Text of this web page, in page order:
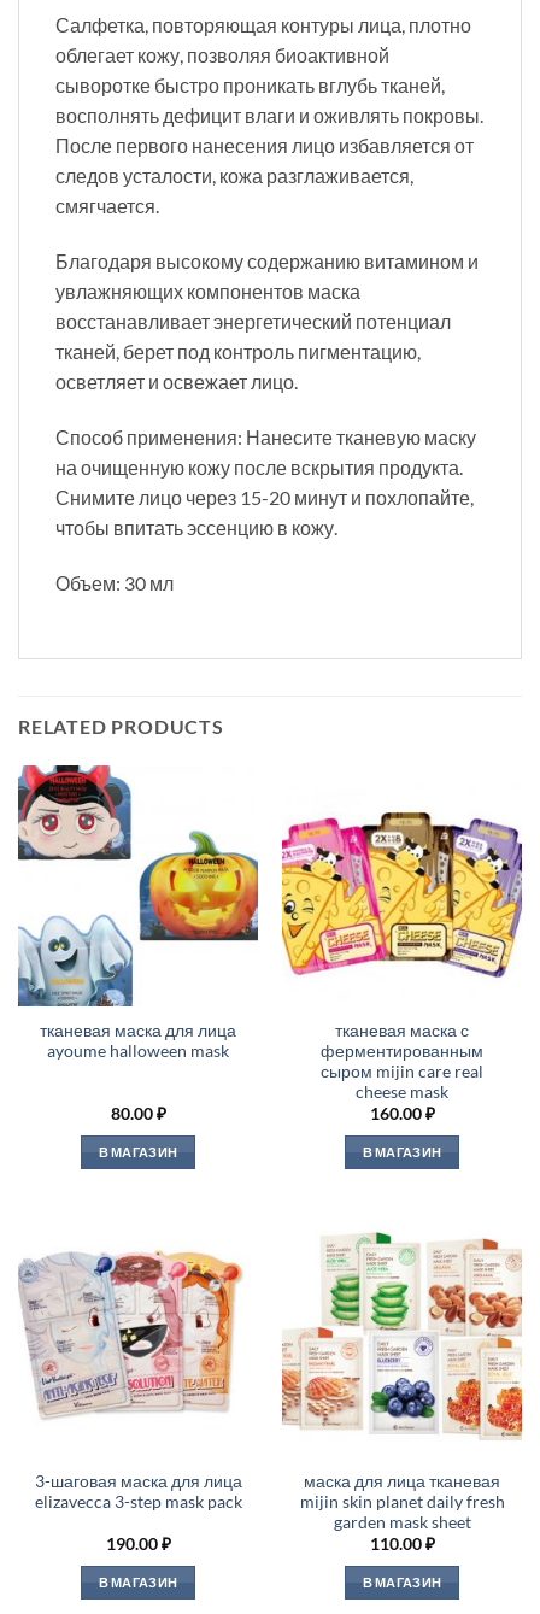
Салфетка, повторяющая контуры лица, плотно
облегает кожу, позволяя биоактивной
сыворотке быстро проникать вглубь тканей,
восполнять дефицит влаги и оживлять покровы.
После первого нанесения лицо избавляется от
следов усталости, кожа разглаживается,
смягчается.
Благодаря высокому содержанию витамином и
увлажняющих компонентов маска
восстанавливает энергетический потенциал
тканей, берет под контроль пигментацию,
осветляет и освежает лицо.
Способ применения: Нанесите тканевую маску
на очищенную кожу после вскрытия продукта.
Снимите лицо через 15-20 минут и похлопайте,
чтобы впитать эссенцию в кожу.
Объем: 30 мл
RELATED PRODUCTS
тканевая маска для лица
ayoume halloween mask
80.00₽
В МАГАЗИН
тканевая маска с
ферментированным
сыром mijin care real
cheese mask
160.00₽
В МАГАЗИН
3-шаговая маска для лица
elizavecca 3-step mask pack
190.00₽
В МАГАЗИН
маска для лица тканевая
mijin skin planet daily fresh
garden mask sheet
110.00₽
В МАГАЗИН